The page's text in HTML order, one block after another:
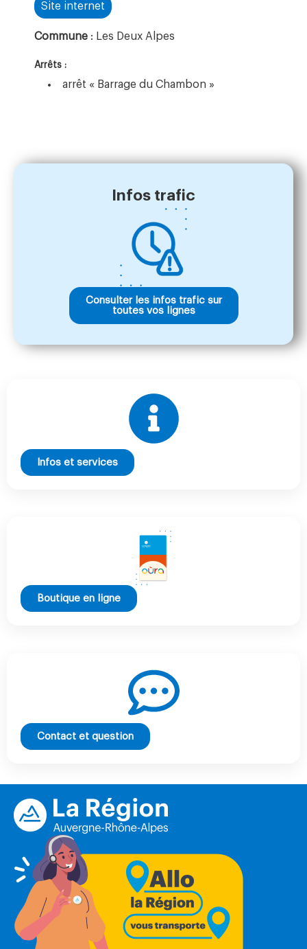
Site internet
Commune : Les Deux Alpes
Arrêts :
arrêt « Barrage du Chambon »
Infos trafic
Consulter les infos trafic sur
toutes vos lignes
Infos et services
Boutique en ligne
Contact et question